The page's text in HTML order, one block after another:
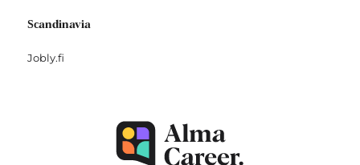
Scandinavia
Jobly.fi